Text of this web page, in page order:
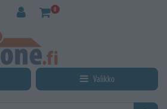
0
Valikko